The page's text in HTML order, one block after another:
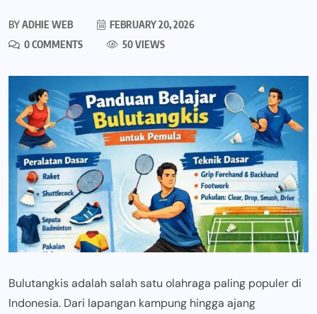
BYADHIE WEB
FEBRUARY 20, 2026
0 COMMENTS
50 VIEWS
Bulutangkis adalah salah satu olahraga paling populer di
Indonesia. Dari lapangan kampung hingga ajang